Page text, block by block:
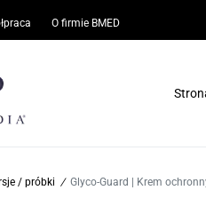
O firmie BMED
/ próbki / Glyco-Guard | Krem